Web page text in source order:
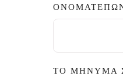
ΤΟ ΜΉΝΥΜΆ